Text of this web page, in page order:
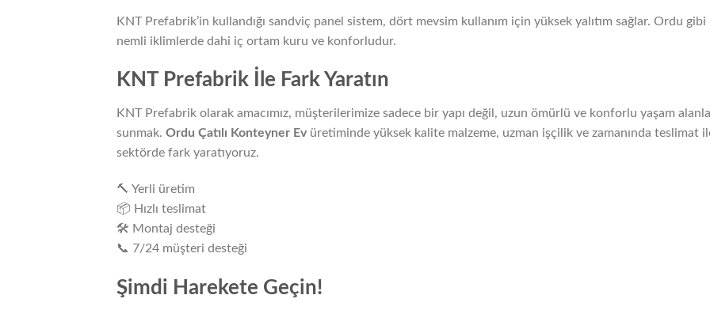
KNT Prefabrik’in kullandığı sandviç panel sistem, dört mevsim kullanım için yüksek yalıtım sağlar. Ordu gibi
nemli iklimlerde dahi iç ortam kuru ve konforludur.
KNT Prefabrik İle Fark Yaratın
KNT Prefabrik olarak amacımız, müşterilerimize sadece bir yapı değil, uzun ömürlü ve konforlu yaşam
sunmak. Ordu Çatılı Konteyner Ev üretiminde yüksek kalite malzeme, uzman işçilik ve zamanında teslimat
sektörde fark yaratıyoruz.
🔨 Yerli üretim
📦 Hızlı teslimat
🛠️ Montaj desteği
📞 7/24 müşteri desteği
Şimdi Harekete Geçin!